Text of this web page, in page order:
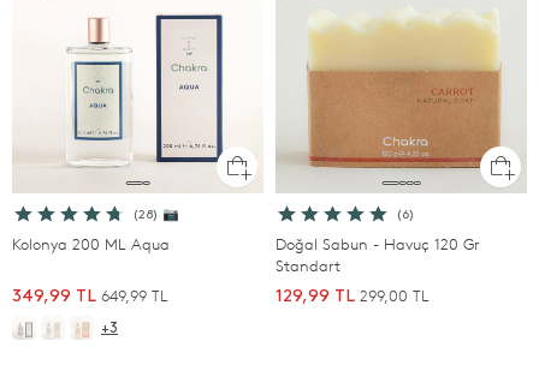
(28) 📷
Kolonya 200 ML Aqua
349,99 TL 649,99 TL
+3
(6)
Doğal Sabun - Havuç 120 Gr
Standart
129,99 TL 299,00 TL